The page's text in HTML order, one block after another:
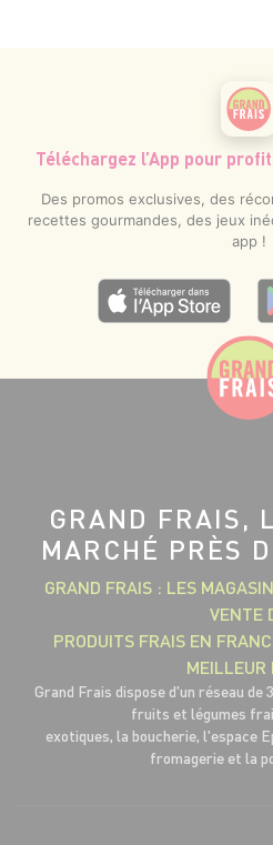
Téléchargez l’App pour
Des promos exclusives, des
recettes gourmandes, des jeux
app !
GRAND FRAIS,
MARCHÉ PRÈS
GRAND FRAIS : LES
VENTE
PRODUITS FRAIS EN
MEILLEUR
Grand Frais dispose d'un réseau de
fruits et légumes
exotiques, la boucherie, l'espace
fromagerie et la